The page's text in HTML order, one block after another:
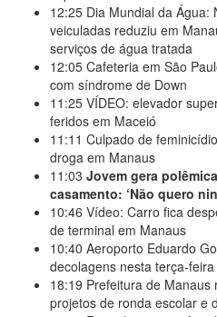
12:25 Dia Mundial da Água:
veiculadas reduziu em
serviços de água tratada
12:05 Cafeteria em São
com síndrome de Down
11:25 VÍDEO: elevador
feridos em Maceió
11:11 Culpado de
droga em Manaus
11:03 Jovem gera
casamento: ‘Não quero
10:46 Vídeo: Carro fica
de terminal em Manaus
10:40 Aeroporto Eduardo
decolagens nesta terça-feira
18:19 Prefeitura de Manaus
projetos de ronda escolar e